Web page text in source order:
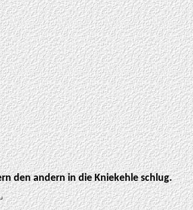
den andern in die Kniekehle schlug.